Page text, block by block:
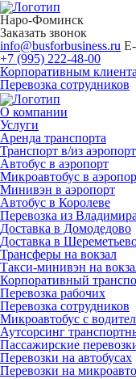
Наро-Фоминск
Заказать звонок
info@busforbusiness.ru
+7 (995) 222-48-00
Корпоративным
Перевозка сотрудников
О компании
Услуги
Аренда транспорта
Транспорт в/из аэропорт
Автобус в аэропорт
Микроавтобус в
Минивэн в аэропорт
Автобус в Королеве
Перевозка из
Доставка в Домодедово
Доставка в
Трансферы на вокзал
Такси-минивэн на
Корпоративный
Перевозка рабочих
Перевозка сотрудников
Микроавтобус с
Аутсорсинг
Пассажирские
Перевозки на автобусах
Перевозки на